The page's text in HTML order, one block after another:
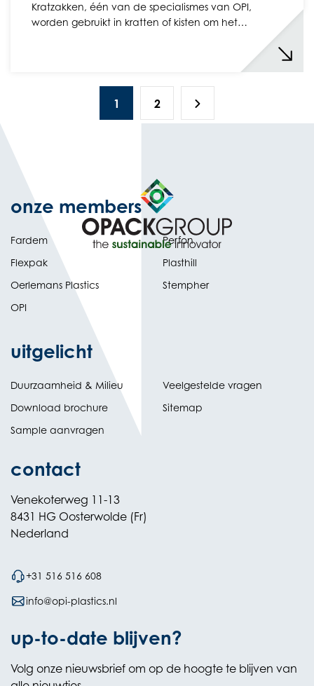
Kratzakken, één van de specialismes van OPI,
worden gebruikt in kratten of kisten om het…
1 2
onze members
Fardem
Flexpak
Oerlemans Plastics
OPI
Perfon
Plasthill
Stempher
uitgelicht
Duurzaamheid & Milieu
Download brochure
Sample aanvragen
Veelgestelde vragen
Sitemap
contact
Venekoterweg 11-13
8431 HG Oosterwolde (Fr)
Nederland
+31 516 516 608
info@opi-plastics.nl
up-to-date blijven?
Volg onze nieuwsbrief om op de hoogte te blijven van